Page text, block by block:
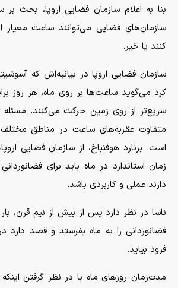
بنا به اعلام سازمان فضایی اروپا، بحث
سازمان‌های فضایی می‌توانند ساعت معیار
کنند یا خیر.
سازمان فضایی اروپا در بیانیه‌اش که
سریع‌تر از روی زمین حرکت می‌کنند. مسئله
متفاوت عقربه‌های ساعت در مناطق
است. برنارد هوفنباخ، از سازمان فضایی
زمان استاندارد در ماه باید برای
دارند عملی و کاربردی باشد.
فرود بیاید.